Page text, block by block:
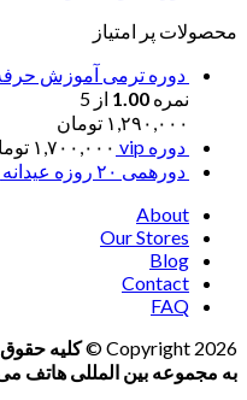
محصولات پر امتیاز
دوره ترمی آموزش
نمره 1.00 از 5
۱,۲۹۰,۰۰۰ تومان
دوره vip
۱,۷۰۰,۰۰۰
دورهمی ۲۰ روزه عیدانه به زبان عربی
About
Our Stores
Blog
Contact
FAQ
Copyright 2026 ©
کلیه
به مجموعه بین المللی هاتف